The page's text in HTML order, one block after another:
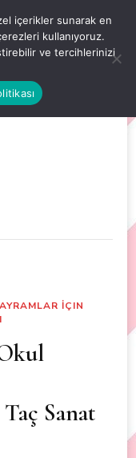
İÇIN
Sanat
içerikler sunarak en
kullanıyoruz.
ve tercihlerinizi